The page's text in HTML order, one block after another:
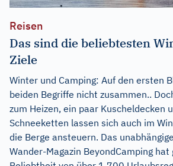
Reisen
Das sind die beliebtesten
Ziele
Winter und Camping: Auf den ersten
beiden Begriffe nicht zusammen..
zum Heizen, ein paar Kuscheldecken
Schneeketten lassen sich auch im
die Berge ansteuern. Das
Wander-Magazin BeyondCamping hat